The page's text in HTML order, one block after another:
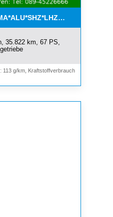
35.822 km, 67 PS,
113 g/km, Kraftstoffverbrauch